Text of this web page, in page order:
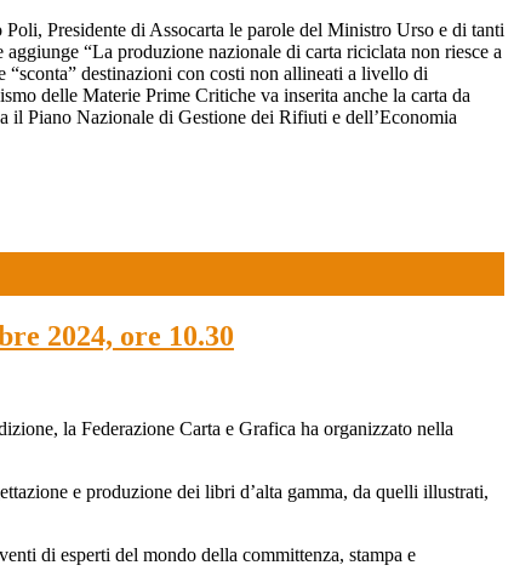
Presidente di Assocarta le parole del Ministro Urso e di tanti
“La produzione nazionale di carta riciclata non riesce a
“sconta” destinazioni con costi non allineati a livello di
delle Materie Prime Critiche va inserita anche la carta da
Piano Nazionale di Gestione dei Rifiuti e dell’Economia
2024, ore 10.30
la Federazione Carta e Grafica ha organizzato nella
e produzione dei libri d’alta gamma, da quelli illustrati,
di esperti del mondo della committenza, stampa e